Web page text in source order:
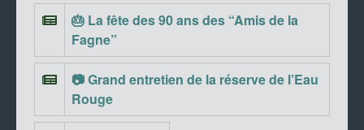
🎂 La fête des 90 ans des “Amis de la
Fagne”
📷 Grand entretien de la réserve de l’Eau
Rouge